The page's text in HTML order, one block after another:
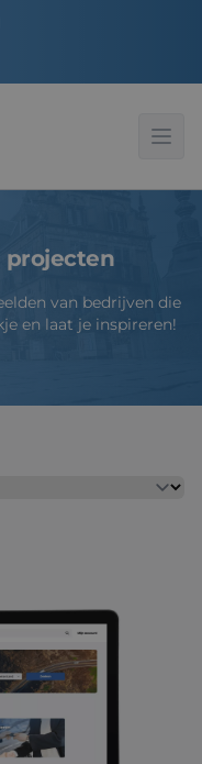
projecten
van bedrijven die
en laat je inspireren!